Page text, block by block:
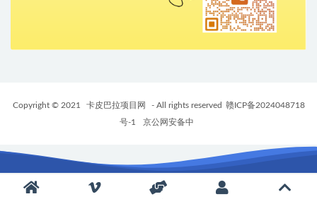
Copyright © 2021 卡皮巴拉项目网 - All rights reserved
赣ICP备2024048718
号-1
京公网安备中